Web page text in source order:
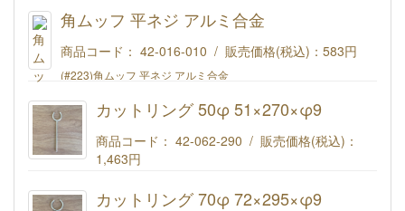
角ムッフ 平ネジ アルミ合金
商品コード： 42-016-010 / 販売価格(税込)： 583円
(#223)角ムッフ 平ネジ アルミ合金
カットリング 50φ 51×270×φ9
商品コード： 42-062-290 / 販売価格(税込)：
1,463円
カットリング 70φ 72×295×φ9